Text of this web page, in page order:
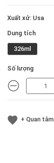
Xuất xứ: Usa
Dung tích
326ml
Số lượng
MINUS
+ Quan tâm